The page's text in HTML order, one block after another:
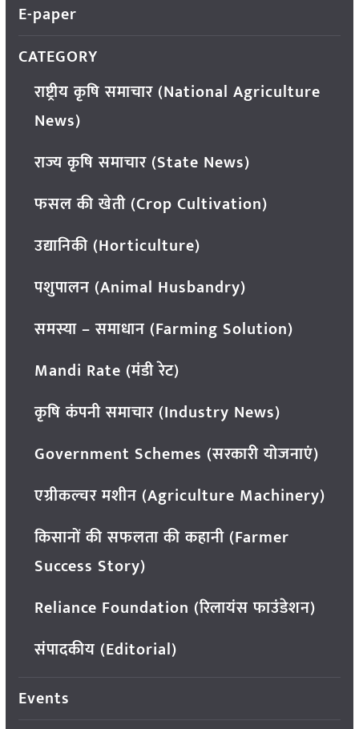
E-paper
CATEGORY
राष्ट्रीय कृषि समाचार (National Agriculture
News)
राज्य कृषि समाचार (State News)
फसल की खेती (Crop Cultivation)
उद्यानिकी (Horticulture)
पशुपालन (Animal Husbandry)
समस्या – समाधान (Farming Solution)
Mandi Rate (मंडी रेट)
कृषि कंपनी समाचार (Industry News)
Government Schemes (सरकारी योजनाएं)
एग्रीकल्चर मशीन (Agriculture Machinery)
किसानों की सफलता की कहानी (Farmer
Success Story)
Reliance Foundation (रिलायंस फाउंडेशन)
संपादकीय (Editorial)
Events